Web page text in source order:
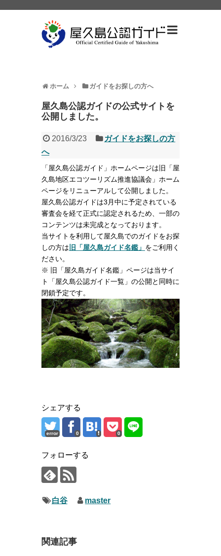
ホーム ガイドをお探しの方へ
屋久島公認ガイドの公式サイトを
公開しました。
2016/3/23
ガイドをお探しの方
へ
「屋久島公認ガイド」ホームページは旧「屋
久島地区エコツーリズム推進協議会」ホーム
ページをリニューアルして公開しました。
屋久島公認ガイドは3月中に予定されている
審査会を経て正式に認定されるため、一部の
コンテンツは未完成となっております。
当サイトを利用して屋久島でのガイドをお探
しの方は 旧「屋久島ガイド名鑑」 をご利用く
ださい。
※ 旧「屋久島ガイド名鑑」ページは当サイ
ト「屋久島公認ガイド一覧」の公開と同時に
閉鎖予定です。
シェアする
error 0 0
フォローする
白谷 master
関連記事